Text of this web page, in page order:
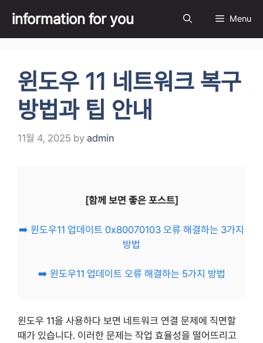
content
information for you Menu
윈도우 11 네트워크 복구
방법과 팁 안내
11월 4, 2025 by admin
[함께 보면 좋은 포스트]
➡️ 윈도우11 업데이트 0x80070103 오류 해결하는 3가지
방법
➡️ 윈도우11 업데이트 오류 해결하는 5가지 방법
윈도우 11을 사용하다 보면 네트워크 연결 문제에 직면할
때가 있습니다. 이러한 문제는 작업 효율성을 떨어뜨리고